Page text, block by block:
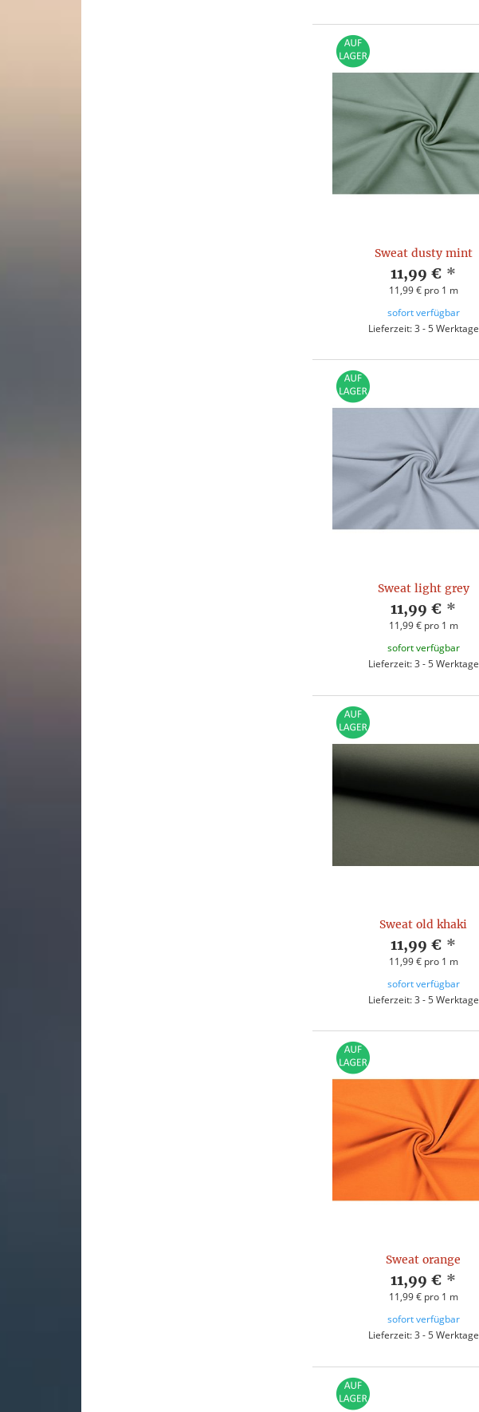
Sweat dusty mint
11,99 € *
11,99 € pro 1 m
sofort verfügbar
Lieferzeit: 3 - 5 Werktage
Sweat light grey
11,99 € *
11,99 € pro 1 m
sofort verfügbar
Lieferzeit: 3 - 5 Werktage
Sweat old khaki
11,99 € *
11,99 € pro 1 m
sofort verfügbar
Lieferzeit: 3 - 5 Werktage
Sweat orange
11,99 € *
11,99 € pro 1 m
sofort verfügbar
Lieferzeit: 3 - 5 Werktage